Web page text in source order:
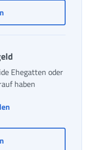
Beitrag für
Ehegatten oder
haben
Direkt bezahltes